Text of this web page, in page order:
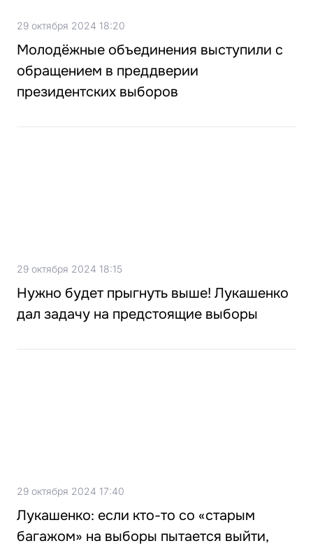
29 октября 2024 18:20
Молодёжные объединения выступили с
обращением в преддверии
президентских выборов
29 октября 2024 18:15
Нужно будет прыгнуть выше! Лукашенко
дал задачу на предстоящие выборы
29 октября 2024 17:40
Лукашенко: если кто-то со «старым
багажом» на выборы пытается выйти,